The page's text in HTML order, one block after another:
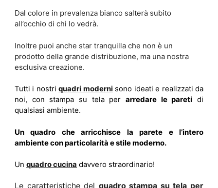
Dal colore in prevalenza bianco salterà subito
all’occhio di chi lo vedrà.
Inoltre puoi anche star tranquilla che non è un
prodotto della grande distribuzione, ma una nostra
esclusiva creazione.
Tutti i nostriquadri modernisono ideati e realizzati da
noi, con stampa su tela per arredare le pareti di
qualsiasi ambiente.
Un quadro che arricchisce la parete e l’intero
ambiente con particolarità e stile moderno.
Un quadro cucina davvero straordinario!
Le caratteristiche del quadro stampa su tela per